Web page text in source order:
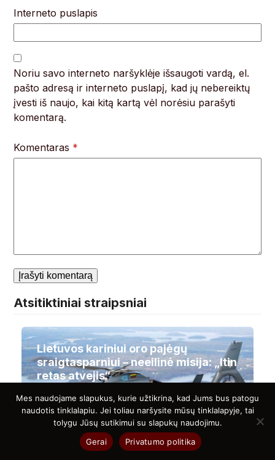
Interneto puslapis
Noriu savo interneto naršyklėje išsaugoti vardą, el.
pašto adresą ir interneto puslapį, kad jų nebereiktų
įvesti iš naujo, kai kitą kartą vėl norėsiu parašyti
komentarą.
Komentaras *
Atsitiktiniai straipsniai
Lietuvos kariniui oro pajėgų
sraigtasparniui – neeilinė misija: „Itin
retas atvejis“
Mes naudojame slapukus, kurie užtikrina, kad Jums bus patogu
naudotis tinklalapiu. Jei toliau naršysite mūsų tinklalapyje, tai
tolygu Jūsų sutikimui su slapukų naudojimu.
Gerai
Privatumo politika